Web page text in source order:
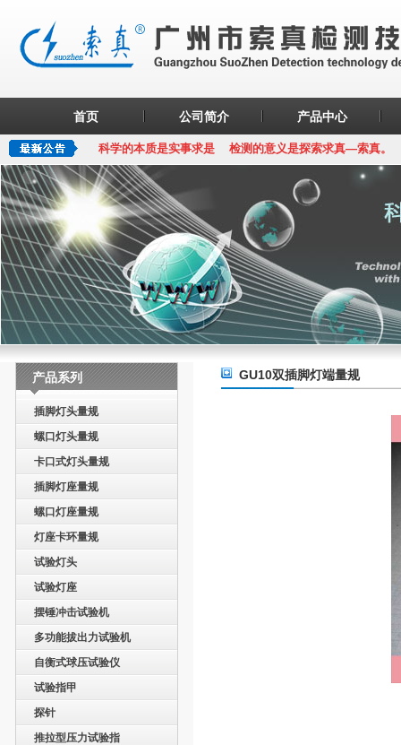
首页 公司简介 产品中心
科学的本质是实事求是 检测的意义是探索求真—索真。
产品系列
插脚灯头量规
螺口灯头量规
卡口式灯头量规
插脚灯座量规
螺口灯座量规
灯座卡环量规
试验灯头
试验灯座
摆锤冲击试验机
多功能拔出力试验机
自衡式球压试验仪
试验指甲
探针
推拉型压力试验指
GU10双插脚灯端量规